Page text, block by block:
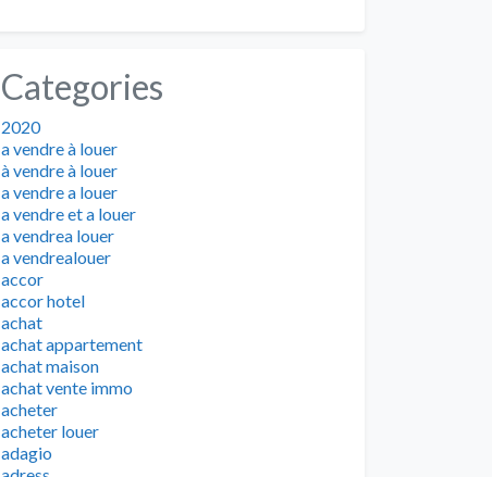
Categories
2020
a vendre à louer
à vendre à louer
a vendre a louer
a vendre et a louer
a vendrea louer
a vendrealouer
accor
accor hotel
achat
achat appartement
achat maison
achat vente immo
acheter
acheter louer
adagio